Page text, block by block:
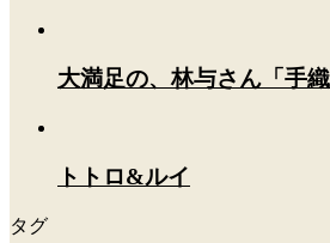
大満足の、林与さん「手
トトロ&ルイ
タグ